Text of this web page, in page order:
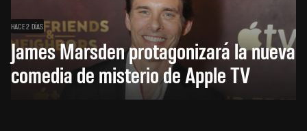
HACE 2 DÍAS
James Marsden protagonizará la nueva
comedia de misterio de Apple TV